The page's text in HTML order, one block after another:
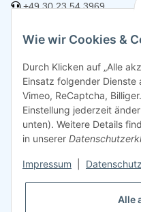
+49 30 23 54 3969
Informationen
Rechtliches
Wie wir Cookies &
Durch Klicken auf „Alle
Einsatz folgender Dienste
Vimeo, ReCaptcha,
Einstellung jederzeit
unten). Weitere Details
in unserer
Impressum Datenschutz
Alle